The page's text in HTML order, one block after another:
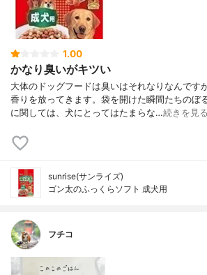
1.00
かなり臭いがキツい
大体のドッグフードは臭いはそれなりなんです
香りを放ってきます。袋を開けた瞬間たちのぼ
に関しては、犬にとってはたまらな…続きを見る
sunrise(サンライズ)
ゴン太のふっくらソフト 成犬用
フチコ